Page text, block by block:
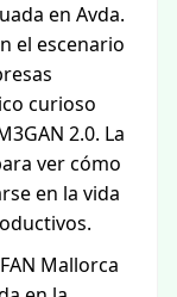
en Avda.
el escenario
curioso
2.0. La
ver cómo
en la vida
Mallorca